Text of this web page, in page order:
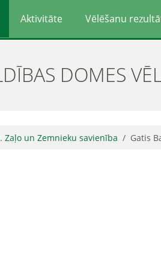
Aktivitāte Vēlēšanu
DOMES
Zaļo un Zemnieku savienība Gatis